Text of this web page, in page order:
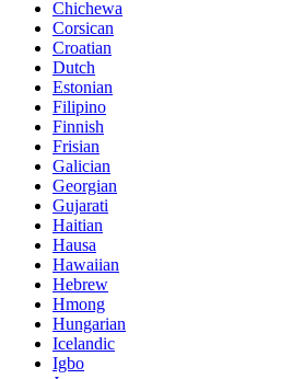
Chichewa
Corsican
Croatian
Dutch
Estonian
Filipino
Finnish
Frisian
Galician
Georgian
Gujarati
Haitian
Hausa
Hawaiian
Hebrew
Hmong
Hungarian
Icelandic
Igbo